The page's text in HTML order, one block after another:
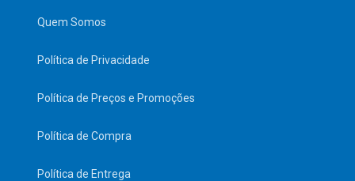
Quem Somos
Política de Privacidade
Política de Preços e Promoções
Política de Compra
Política de Entrega